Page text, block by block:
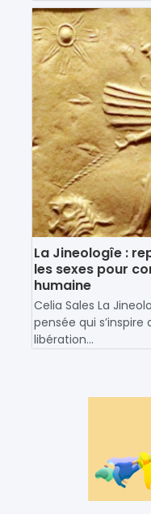
La Jineologîe :
les sexes pour
humaine
Celia Sales La
pensée qui
libération...